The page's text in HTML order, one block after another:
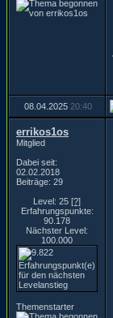
08.04.2025 20:40
errikos1os
Mitglied
Dabei seit:
02.02.2018
Beiträge: 29
Level: 25 [?]
Erfahrungspunkte:
90.178
Nächster Level:
100.000
Themenstarter